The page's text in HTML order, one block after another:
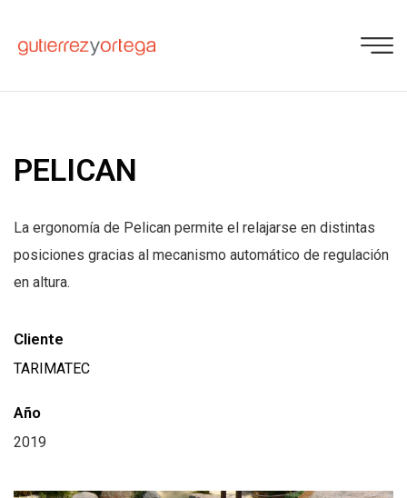
PELICAN
La ergonomía de Pelican permite el relajarse en distintas
posiciones gracias al mecanismo automático de regulación
en altura.
Cliente
TARIMATEC
Año
2019